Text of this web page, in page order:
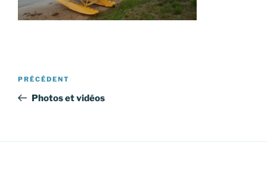
Navigation
l’article
Article
précédent
PRÉCÉDENT
Photos et vidéos